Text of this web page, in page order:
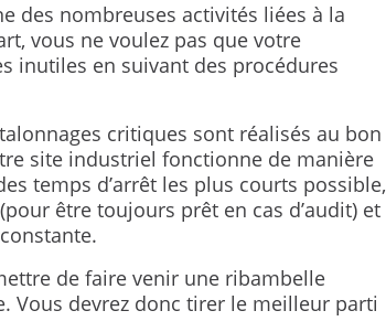
des nombreuses activités liées à la
vous ne voulez pas que votre
inutiles en suivant des procédures
critiques sont réalisés au bon
site industriel fonctionne de manière
temps d’arrêt les plus courts possible,
être toujours prêt en cas d’audit) et
de faire venir une ribambelle
Vous devrez donc tirer le meilleur parti